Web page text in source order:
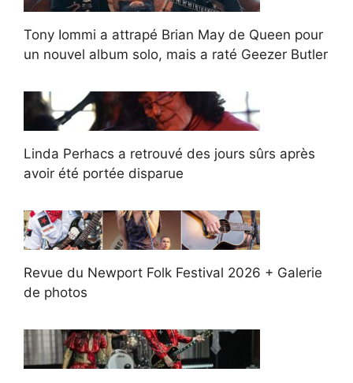
Tony Iommi a attrapé Brian May de Queen pour
un nouvel album solo, mais a raté Geezer Butler
Linda Perhacs a retrouvé des jours sûrs après
avoir été portée disparue
Revue du Newport Folk Festival 2026 + Galerie
de photos